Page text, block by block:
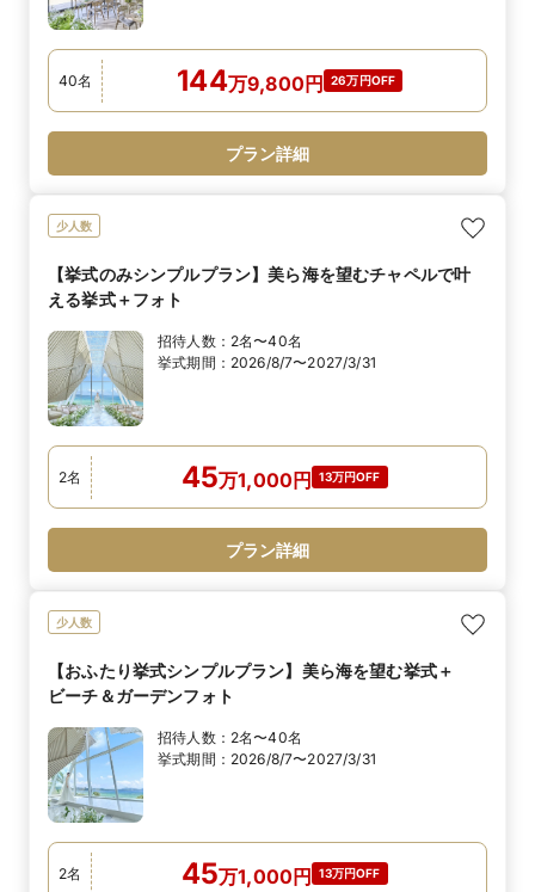
40名 144万9,800円 26万円OFF
プラン詳細
少人数
【挙式のみシンプルプラン】美ら海を望むチャペルで叶
える挙式＋フォト
招待人数： 2名〜40名
挙式期間： 2026/8/7〜2027/3/31
2名 45万1,000円 13万円OFF
プラン詳細
少人数
【おふたり挙式シンプルプラン】美ら海を望む挙式＋
ビーチ＆ガーデンフォト
招待人数： 2名〜40名
挙式期間： 2026/8/7〜2027/3/31
2名 45万1,000円 13万円OFF